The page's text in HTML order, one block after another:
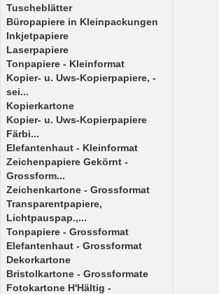
Tuscheblätter
Büropapiere in Kleinpackungen
Inkjetpapiere
Laserpapiere
Tonpapiere - Kleinformat
Kopier- u. Uws-Kopierpapiere, -
sei...
Kopierkartone
Kopier- u. Uws-Kopierpapiere
Färbi...
Elefantenhaut - Kleinformat
Zeichenpapiere Gekörnt -
Grossform...
Zeichenkartone - Grossformat
Transparentpapiere,
Lichtpauspap.,...
Tonpapiere - Grossformat
Elefantenhaut - Grossformat
Dekorkartone
Bristolkartone - Grossformate
Fotokartone H'Hältig -